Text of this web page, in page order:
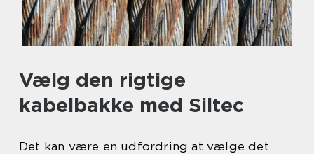
Vælg den rigtige
kabelbakke med Siltec
Det kan være en udfordring at vælge det